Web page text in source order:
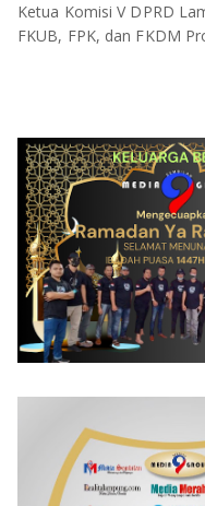
Ketua Komisi V DPRD
FKUB, FPK, dan FKDM